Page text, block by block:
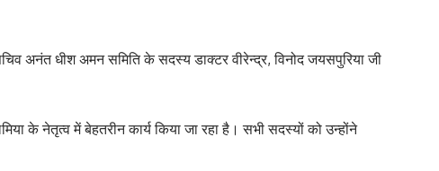
अनंत धीश अमन समिति के सदस्य डाक्टर वीरेन्द्र, विनोद जयसपुरिया जी
के नेतृत्व में बेहतरीन कार्य किया जा रहा है। सभी सदस्यों को उन्होंने